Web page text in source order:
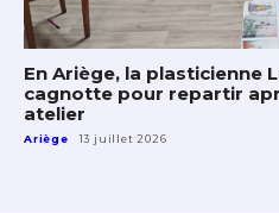
En Ariège, la plasticienne
cagnotte pour repartir
atelier
Ariège 13 juillet 2026